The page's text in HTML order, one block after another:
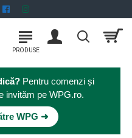
Pentru comenzi și
invităm pe WPG.ro.
WPG ➜